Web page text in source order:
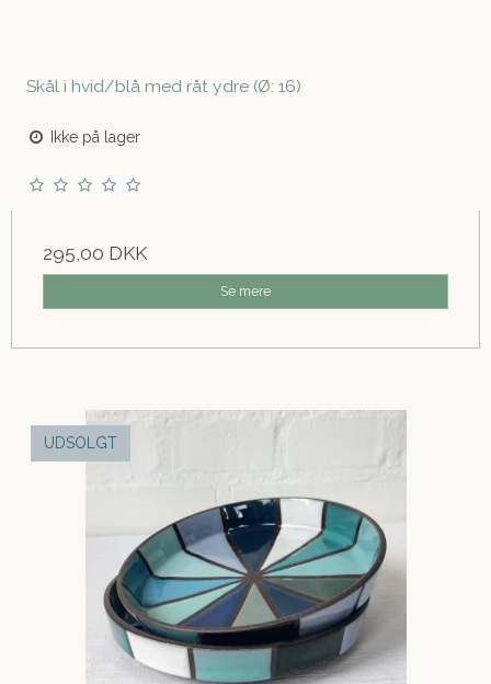
Skål i hvid/blå med råt ydre (Ø: 16)
Ikke på lager
295,00 DKK
Se mere
UDSOLGT